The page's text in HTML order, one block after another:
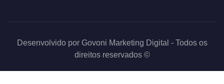
Desenvolvido porGovoni Marketing Digital - Todos os
direitos reservados ©